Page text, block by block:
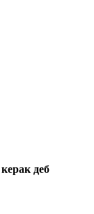
деб